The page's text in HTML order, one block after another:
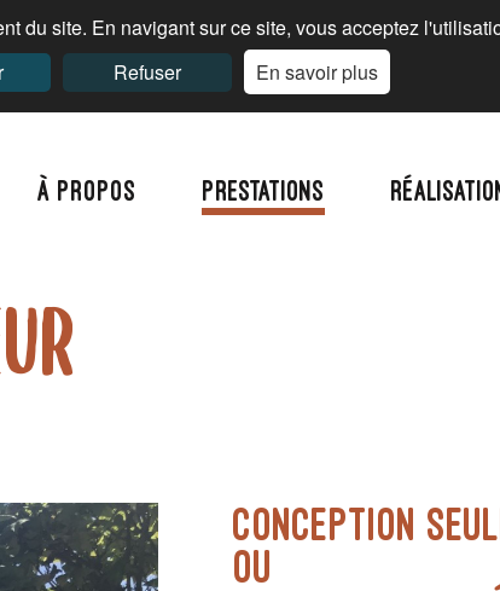
du site. En navigant sur ce site, vous acceptez
Refuser En savoir plus
À Propos Prestations
CONCEPTION
ou